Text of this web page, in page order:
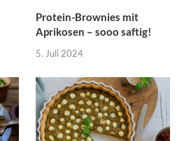
Protein-Brownies mit
Aprikosen – sooo saftig!
5. Juli 2024